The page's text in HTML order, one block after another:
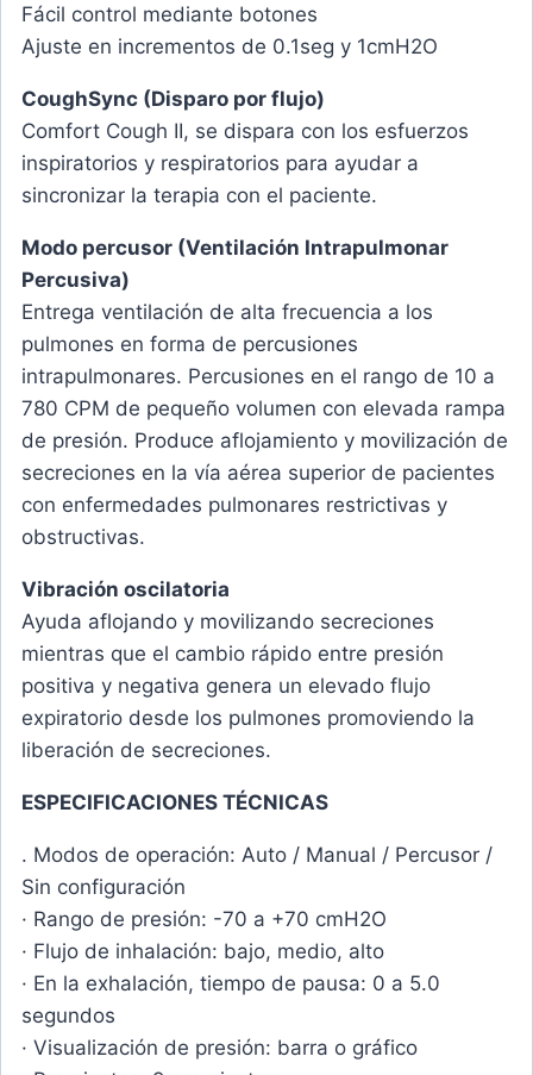
Fácil control mediante botones
Ajuste en incrementos de 0.1seg y 1cmH2O
CoughSync (Disparo por flujo)
Comfort Cough II, se dispara con los esfuerzos
inspiratorios y respiratorios para ayudar a
sincronizar la terapia con el paciente.
Modo percusor (Ventilación Intrapulmonar
Percusiva)
Entrega ventilación de alta frecuencia a los
pulmones en forma de percusiones
intrapulmonares. Percusiones en el rango de 10 a
780 CPM de pequeño volumen con elevada rampa
de presión. Produce aflojamiento y movilización de
secreciones en la vía aérea superior de pacientes
con enfermedades pulmonares restrictivas y
obstructivas.
Vibración oscilatoria
Ayuda aflojando y movilizando secreciones
mientras que el cambio rápido entre presión
positiva y negativa genera un elevado flujo
expiratorio desde los pulmones promoviendo la
liberación de secreciones.
ESPECIFICACIONES TÉCNICAS
. Modos de operación: Auto / Manual / Percusor /
Sin configuración
· Rango de presión: -70 a +70 cmH2O
· Flujo de inhalación: bajo, medio, alto
· En la exhalación, tiempo de pausa: 0 a 5.0
segundos
· Visualización de presión: barra o gráfico